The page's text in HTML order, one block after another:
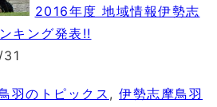
2016年度 地域情報伊勢志
キング発表!!
羽のトピックス, 伊勢志摩鳥羽